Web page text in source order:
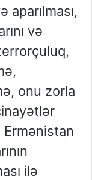
aparılması,
və
onu zorla
ilə